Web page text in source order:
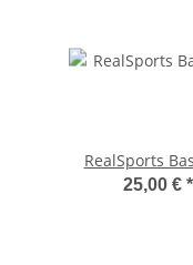
RealSports
25,00 € *